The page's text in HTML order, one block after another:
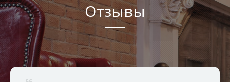
Отзывы